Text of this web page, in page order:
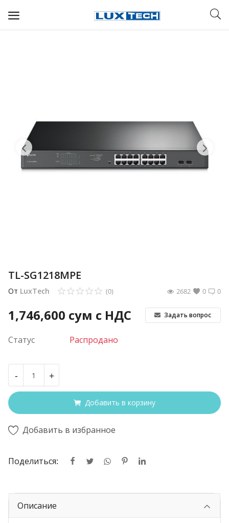
Прочее
Избранное
TL-SG1218MPE
От LuxTech 0
(0) 0
2682
1,746,600 сум с НДС Задать вопрос
Статус Распродано
- +
Добавить в корзину
Добавить в избранное
Поделиться:
Описание